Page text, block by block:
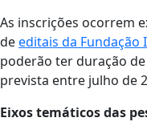
As inscrições ocorrem
deeditais da Fundação
poderão ter duração
prevista entre julho de
Eixos temáticos das